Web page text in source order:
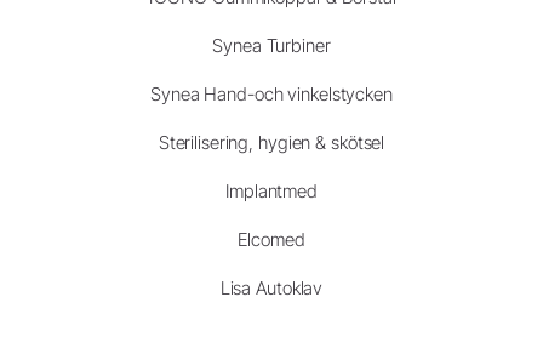
Synea Turbiner
Synea Hand-och vinkelstycken
Sterilisering, hygien & skötsel
Implantmed
Elcomed
Lisa Autoklav